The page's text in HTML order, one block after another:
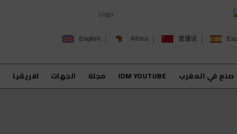
普通话
Africa
English
صنع في المغرب IDM YOUTUBE مجلة الجهات افريقيا